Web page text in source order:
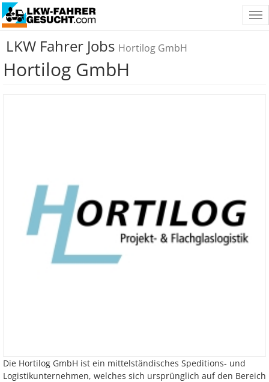
LKW Fahrer Jobs Hortilog GmbH
Hortilog GmbH
Die Hortilog GmbH ist ein mittelständisches Speditions- und
Logistikunternehmen, welches sich ursprünglich auf den Bereich